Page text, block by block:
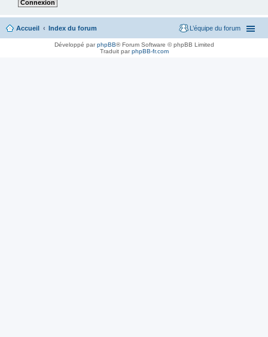
Accueil Index du forum L’équipe du forum
Développé parphpBB® Forum Software © phpBB Limited
Traduit parphpBB-fr.com